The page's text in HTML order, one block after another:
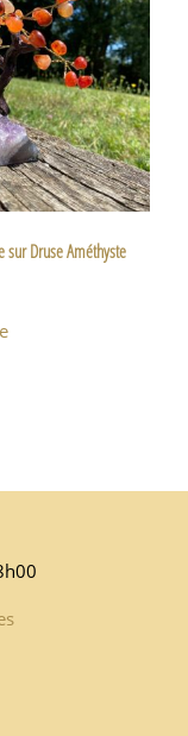
sur Druse Améthyste